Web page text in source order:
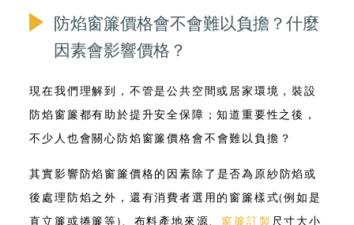
防焰窗簾價格會不會難以負擔？什麼
因素會影響價格？
現在我們理解到，不管是公共空間或居家環境，裝設
防焰窗簾都有助於提升安全保障；知道重要性之後，
不少人也會關心防焰窗簾價格會不會難以負擔？
其實影響防焰窗簾價格的因素除了是否為原紗防焰或
後處理防焰之外，還有消費者選用的窗簾樣式(例如是
直立簾或捲簾等)、布料產地來源、 窗簾訂製 尺寸大小